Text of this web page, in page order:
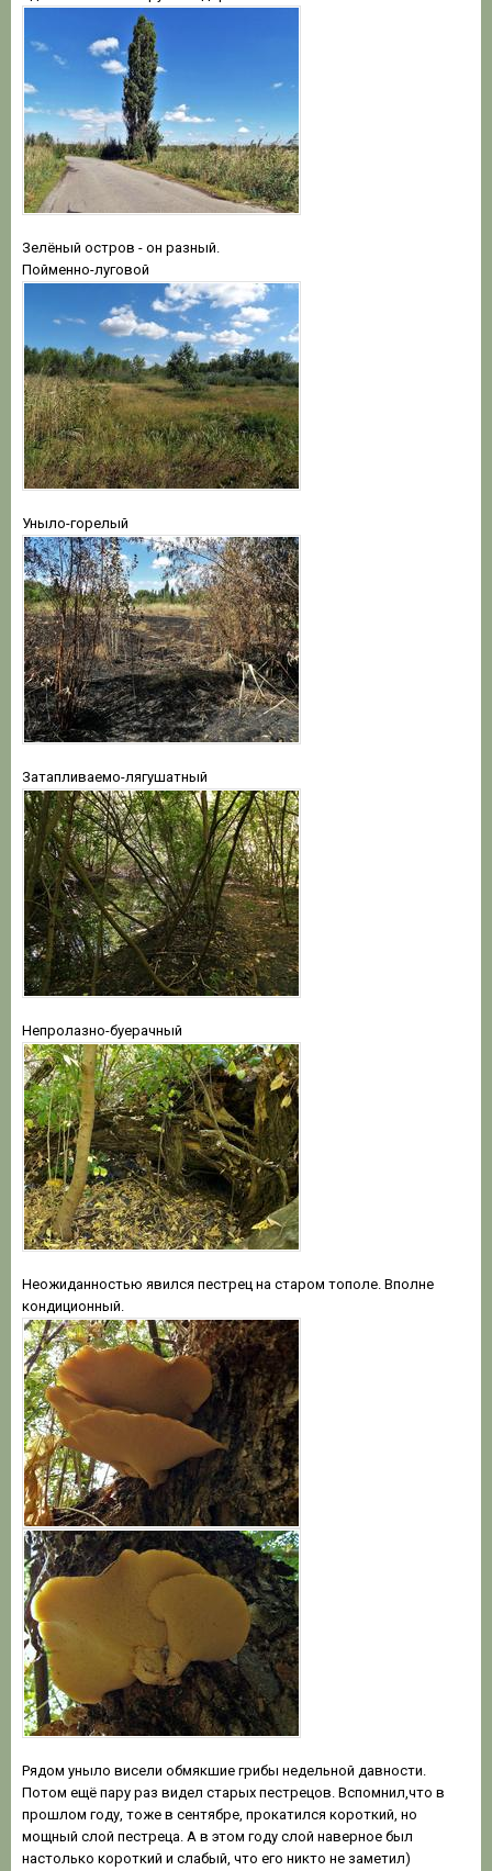
Зелёный остров - он разный.
Пойменно-луговой
Уныло-горелый
Затапливаемо-лягушатный
Непролазно-буерачный
Неожиданностью явился пестрец на старом тополе. Вполне
кондиционный.
Рядом уныло висели обмякшие грибы недельной давности.
Потом ещё пару раз видел старых пестрецов. Вспомнил,что в
прошлом году, тоже в сентябре, прокатился короткий, но
мощный слой пестреца. А в этом году слой наверное был
настолько короткий и слабый, что его никто не заметил)